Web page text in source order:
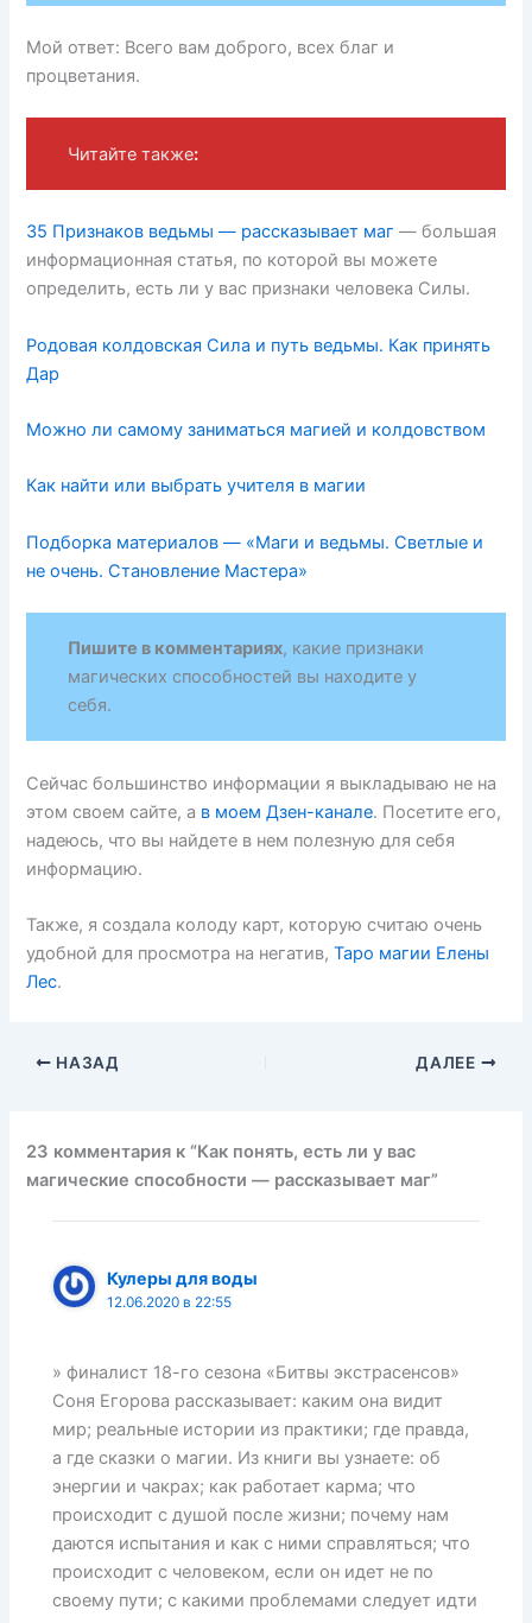
Мой ответ: Всего вам доброго, всех благ и
процветания.
Читайте также:
35 Признаков ведьмы — рассказывает маг — большая
информационная статья, по которой вы можете
определить, есть ли у вас признаки человека Силы.
Родовая колдовская Сила и путь ведьмы. Как принять
Дар
Можно ли самому заниматься магией и колдовством
Как найти или выбрать учителя в магии
Подборка материалов — «Маги и ведьмы. Светлые и
не очень. Становление Мастера»
Пишите в комментариях, какие признаки
магических способностей вы находите у
себя.
Сейчас большинство информации я выкладываю не на
этом своем сайте, а в моем Дзен-канале. Посетите его,
надеюсь, что вы найдете в нем полезную для себя
информацию.
Также, я создала колоду карт, которую считаю очень
удобной для просмотра на негатив,Таро магии Елены
Лес.
НАЗАД ДАЛЕЕ
23 комментария к “Как понять, есть ли у вас
магические способности — рассказывает маг”
Кулеры для воды
12.06.2020 в 22:55
» финалист 18-го сезона «Битвы экстрасенсов»
Соня Егорова рассказывает: каким она видит
мир; реальные истории из практики; где правда,
а где сказки о магии. Из книги вы узнаете: об
энергии и чакрах; как работает карма; что
происходит с душой после жизни; почему нам
даются испытания и как с ними справляться; что
происходит с человеком, если он идет не по
своему пути; с какими проблемами следует идти